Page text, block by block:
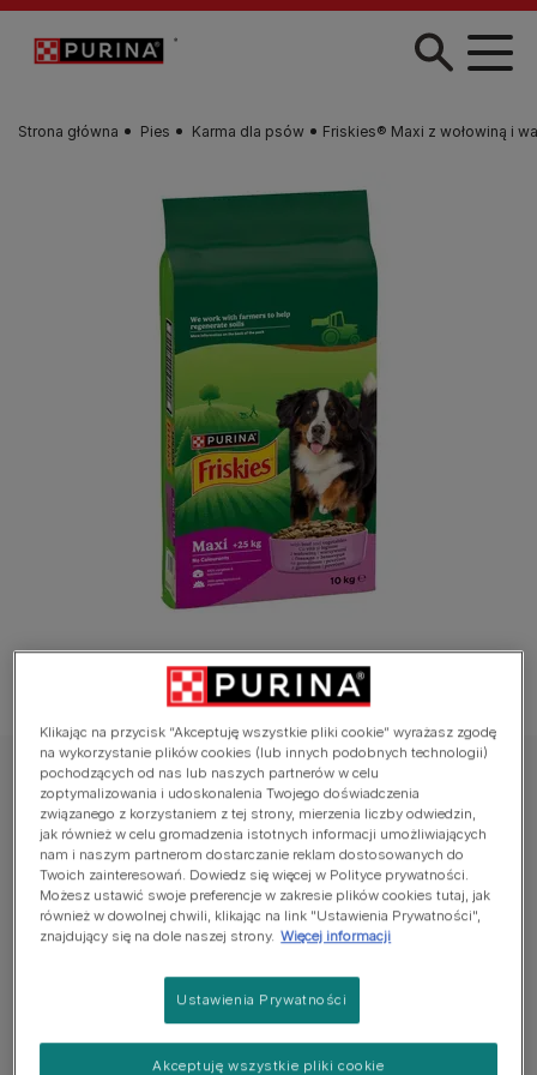
Przejdź do treści
Strona główna Pies Karma dla psów Friskies® Maxi z wołowiną i
Friskies
Friskies® Maxi z wołowiną i warzywami 10kg
Jeszcze nie dodano głosów
Dostępne rozmiary: 10kg
w 100% pełnoporcjowa i zbilansowana sucha karma
dla dorosłych dużych psów
dla dużych psów o wadze powyżej 25 kg
Klikając na przycisk “Akceptuję wszystkie pliki cookie” wyrażasz zgodę
na wykorzystanie plików cookies (lub innych podobnych technologii)
pochodzących od nas lub naszych partnerów w celu
zoptymalizowania i udoskonalenia Twojego doświadczenia
związanego z korzystaniem z tej strony, mierzenia liczby odwiedzin,
jak również w celu gromadzenia istotnych informacji umożliwiających
nam i naszym partnerom dostarczanie reklam dostosowanych do
Twoich zainteresowań. Dowiedz się więcej w Polityce prywatności.
Możesz ustawić swoje preferencje w zakresie plików cookies tutaj, jak
również w dowolnej chwili, klikając na link "Ustawienia Prywatności",
znajdujący się na dole naszej strony. Więcej informacji
Ustawienia Prywatności
Akceptuję wszystkie pliki cookie